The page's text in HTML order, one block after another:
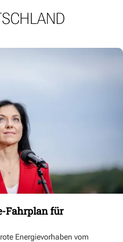
Fahrplan für
Energievorhaben vom